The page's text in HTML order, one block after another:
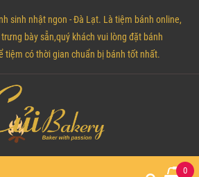
sinh nhật ngon - Đà Lạt. Là tiệm bánh online,
bày sẵn,quý khách vui lòng đặt bánh
tiệm có thời gian chuẩn bị bánh tốt nhất.
0